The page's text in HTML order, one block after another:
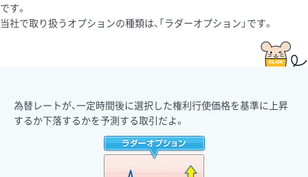
です。
当社で取り扱うオプションの種類は、「ラダーオプション」です。
為替レートが、一定時間後に選択した権利行使価格を基準に上昇
するか下落するかを予測する取引だよ。